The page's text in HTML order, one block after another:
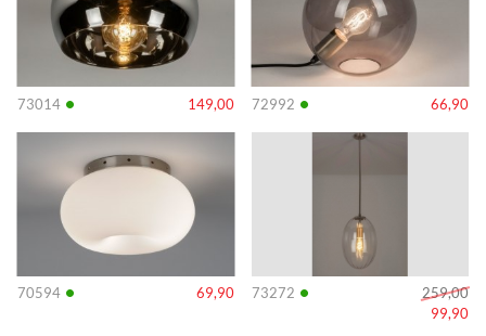
73014 • 149,00 72992 • 66,90
70594 • 69,90
Info
73272 •
259,00
99,90
Info